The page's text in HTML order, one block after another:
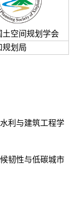
土空间规划学会
规划局
利与建筑工程学
韧性与低碳城市